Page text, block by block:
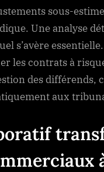
sous-
Une analyse
s’avère
les contrats à
des différends,
aux